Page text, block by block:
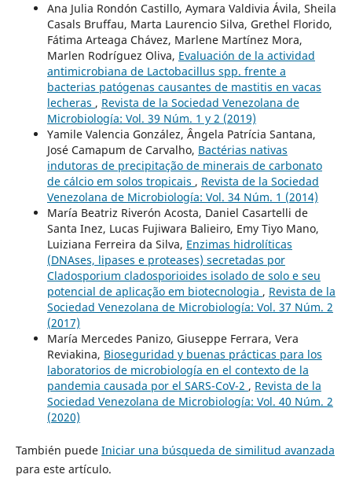
Ana Julia Rondón Castillo, Aymara Valdivia Ávila, Sheila
Casals Bruffau, Marta Laurencio Silva, Grethel Florido,
Fátima Arteaga Chávez, Marlene Martínez Mora,
Marlen Rodríguez Oliva, Evaluación de la actividad
antimicrobiana de Lactobacillus spp. frente a
bacterias patógenas causantes de mastitis en vacas
lecheras , Revista de la Sociedad Venezolana de
Microbiología: Vol. 39 Núm. 1 y 2 (2019)
Yamile Valencia González, Ângela Patrícia Santana,
José Camapum de Carvalho, Bactérias nativas
indutoras de precipitação de minerais de carbonato
de cálcio em solos tropicais , Revista de la Sociedad
Venezolana de Microbiología: Vol. 34 Núm. 1 (2014)
María Beatriz Riverón Acosta, Daniel Casartelli de
Santa Inez, Lucas Fujiwara Balieiro, Emy Tiyo Mano,
Luiziana Ferreira da Silva, Enzimas hidrolíticas
(DNAses, lipases e proteases) secretadas por
Cladosporium cladosporioides isolado de solo e seu
potencial de aplicação em biotecnologia , Revista de la
Sociedad Venezolana de Microbiología: Vol. 37 Núm. 2
(2017)
María Mercedes Panizo, Giuseppe Ferrara, Vera
Reviakina, Bioseguridad y buenas prácticas para los
laboratorios de microbiología en el contexto de la
pandemia causada por el SARS-CoV-2 , Revista de la
Sociedad Venezolana de Microbiología: Vol. 40 Núm. 2
(2020)
También puede Iniciar una búsqueda de similitud avanzada
para este artículo.